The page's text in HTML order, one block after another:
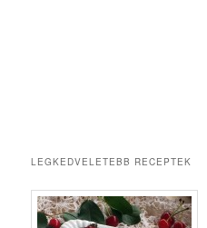
LEGKEDVELETEBB RECEPTEK